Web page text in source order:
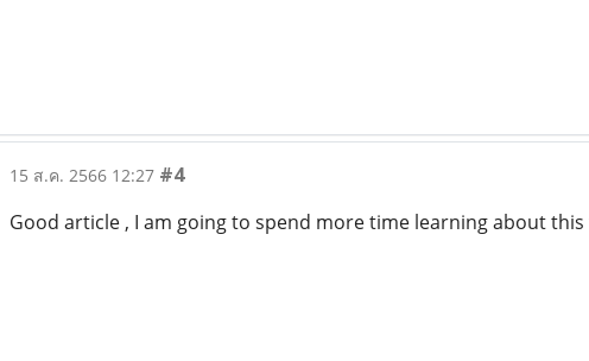
15 ส.ค. 2566 12:27 #4
Good article , I am going to spend more time learning about